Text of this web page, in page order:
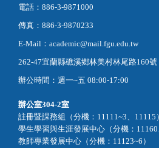
電話：886-3-9871000
傳真：886-3-9870233
E-Mail：academic@mail.fgu.edu.tw
262-47宜蘭縣礁溪鄉林美村林尾路160號
辦公時間：週一~五 08:00-17:00
辦公室304-2室
註冊暨課務組（分機：11111~3、11115）
學生學習與生涯發展中心（分機：11160
教師專業發展中心（分機：11123~6）